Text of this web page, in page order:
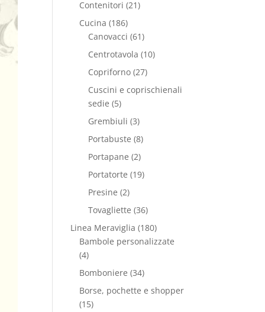
Contenitori (21)
Cucina (186)
Canovacci (61)
Centrotavola (10)
Copriforno (27)
Cuscini e coprischienali
sedie (5)
Grembiuli (3)
Portabuste (8)
Portapane (2)
Portatorte (19)
Presine (2)
Tovagliette (36)
Linea Meraviglia (180)
Bambole personalizzate
(4)
Bomboniere (34)
Borse, pochette e shopper
(15)